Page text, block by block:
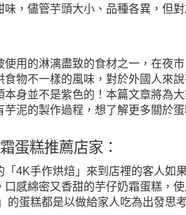
味，儘管芋頭大小、品種各異，但
使用的淋漓盡致的食材之一，在夜
食物不一樣的風味，對於外國人來
本身並不是紫色的！本篇文章將為
芋泥的製作過程，想了解更多關於
蛋糕推薦店家：
「4K手作烘焙」來到店裡的客人如
口感綿密又香甜的芋仔奶霜蛋糕，
的蛋糕都是以做給家人吃為出發